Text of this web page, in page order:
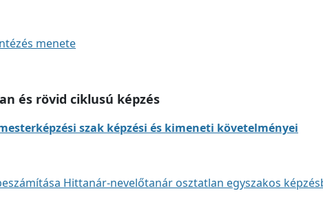
menete
és rövid ciklusú képzés
szak képzési és kimeneti követelményei
Hittanár-nevelőtanár osztatlan egyszakos